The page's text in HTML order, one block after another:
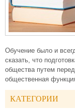
Обучение было и
сказать, что
общества путем
общественная
КАТЕГОРИИ